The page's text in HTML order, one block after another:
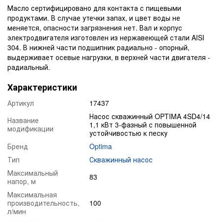
Масло сертифицировано для контакта с пищевыми
продуктами. В случае утечки запах, и цвет воды не
меняется, опасности загрязнения нет. Вал и корпус
электродвигателя изготовлен из нержавеющей стали AISI
304. В нижней части подшипник радиально - опорный,
выдерживает осевые нагрузки, в верхней части двигателя -
радиальный.
Характеристики
Артикул
17437
Название
модификации
Насос скважинный OPTIMA 4SD4/14
1,1 кВт 3-фазный с повышенной
устойчивостью к песку
Бренд
Optima
Тип
Скважинный насос
Максимальный
напор, м
83
Максимальная
производительность,
л/мин
100